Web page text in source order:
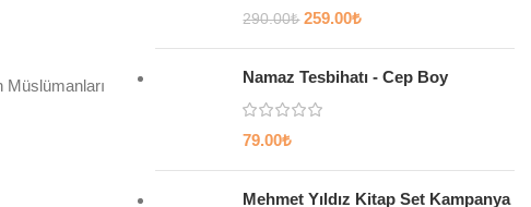
290.00₺ 259.00₺
Namaz Tesbihatı - Cep Boy
79.00₺
Mehmet Yıldız Kitap Set Kampanya